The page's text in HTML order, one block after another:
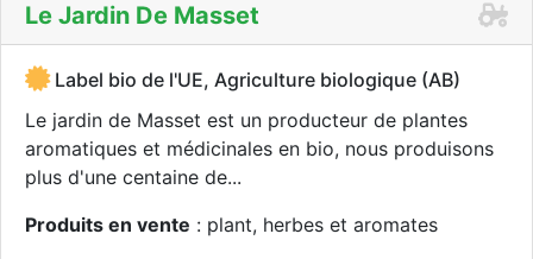
Le Jardin De Masset
Label bio de l'UE, Agriculture biologique (AB)
Le jardin de Masset est un producteur de plantes
aromatiques et médicinales en bio, nous produisons
plus d'une centaine de...
Produits en vente : plant, herbes et aromates